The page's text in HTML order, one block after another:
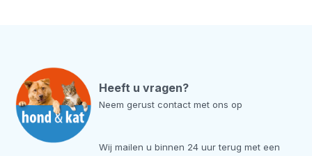
Heeft u vragen?
Neem gerust contact met ons op
Wij mailen u binnen 24 uur terug met een